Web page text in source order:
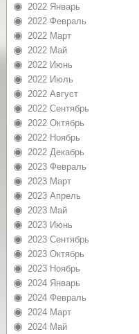
2022 Январь
2022 Февраль
2022 Март
2022 Май
2022 Июнь
2022 Июль
2022 Август
2022 Сентябрь
2022 Октябрь
2022 Ноябрь
2022 Декабрь
2023 Февраль
2023 Март
2023 Апрель
2023 Май
2023 Июнь
2023 Сентябрь
2023 Октябрь
2023 Ноябрь
2024 Январь
2024 Февраль
2024 Март
2024 Май